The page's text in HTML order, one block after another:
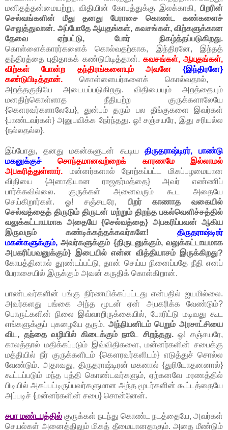
மனிதத்தன்மையற்று, விதியின் கோபத்துக்கு இலக்காகி, பிறரின்
செல்வங்களின் மீது தனது பேராசை கொண்ட கண்களைச்
செலுத்துவான். அப்போதே ஆயுதங்கள், கவசங்கள், விற்களுக்கான
தேவை ஏற்பட்டு, போர் நிகழ்த்தப்படுகிறது.
கொள்ளைக்காரர்களைக் கொல்வதற்காக, இந்திரனே, இந்தத்
தந்திரத்தை புதிதாகக் கண்டுபிடித்தான். கவசங்கள், ஆயுதங்கள்,
விற்கள் போன்ற தந்திரங்களையும் அவனே {இந்திரனே}
கண்டுபிடித்தான். கொள்ளையர்களைக் கொல்வதால்,
அறத்தகுதியே அடையப்படுகிறது. விதியையும் அறத்தையும்
மனதிற்கொள்ளாத நீதியற்ற குருக்களாலேயே
{கௌரவர்களாலேயே}, துன்பம் தரும் பல தீங்குகளை இவர்கள்
{பாண்டவர்கள்} அனுபவிக்க நேர்ந்தது. ஓ! சஞ்சயரே, இது சரியல்ல
{நல்லதல்ல}.
இப்போது, தனது மகன்களுடன் கூடியதிருதராஷ்டிரர், பாண்டு
மகனுக்குச் சொந்தமானவற்றைக் காரணமே இல்லாமல்
அபகரித்துள்ளார். மன்னர்களால் நோற்கப்பட்ட மிகப்பழமையான
விதியை {அனாதியான ராஜதர்மத்தை} அவர் எண்ணிப்
பார்க்கவில்லை. குருக்கள் அனைவரும் கூட அதையே
செய்கிறார்கள். ஓ! சஞ்சயரே, பிறர் காணாத வகையில்
செல்வத்தைத் திருடும் திருடன் மற்றும் திறந்த பகல்வெளிச்சத்தில்
வலுக்கட்டாயமாக அதையே {செல்வத்தை} அபகரிப்பவன் ஆகிய
இருவரும் கண்டிக்கத்தக்கவர்களே!
திருதராஷ்டிரர்
மகன்களுக்கும், அவர்களுக்கும் {திருடனுக்கும், வலுக்கட்டாயமாக
அபகரிப்பவனுக்கும்} இடையில் என்ன வித்தியாசம் இருக்கிறது?
கோபத்தினால் தூண்டப்பட்டு, தான் செய்ய நினைப்பதே நீதி எனப்
பேராசையில் இருக்கும் அவன் கருதிக் கொள்கிறான்.
பாண்டவர்களின் பங்கு நிர்ணயிக்கப்பட்டது என்பதில் ஐயமில்லை.
அவர்களது பங்கை அந்த மூடன் ஏன் அபகரிக்க வேண்டும்?
பொருட்களின் நிலை இவ்வாறிருக்கையில், போரிட்டு மடிவது கூட
எங்களுக்குப் புகழையே தரும். அந்நியனிடம் பெறும் அரசாட்சியை
விட, தந்தை வழியில் கிடைக்கும் நாடே சிறந்தது.ஓ! சஞ்சயரே,
காலத்தால் மதிக்கப்படும் இவ்விதிகளை, மன்னர்களின் சபைக்கு
மத்தியில் நீர் குருக்களிடம் {கௌரவர்களிடம்} எடுத்துச் சொல்ல
வேண்டும். அதாவது, திருதராஷ்டிரன் மகனால் {துரியோதனனால்}
கூட்டப்படும் மந்த புத்தி கொண்டவர்களும், ஏற்கனவே மரணத்தில்
பிடியில் அகப்பட்டிருப்பவர்களுமான அந்த மூடர்களின் கூட்டத்தையே
அப்படிச் {மன்னர்களின் சபை} சொன்னேன்.
சபா மண்டபத்தில் குருக்கள் நடந்து கொண்ட நடத்தையே, அவர்கள்
செயல்கள் அனைத்திலும் மிகத் தீமையானதாகும். அதை மீண்டும்